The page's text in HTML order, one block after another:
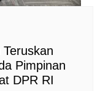
Pimpinan
DPR RI